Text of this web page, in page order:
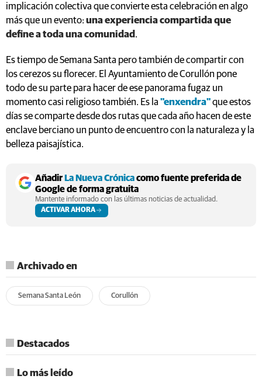
implicación colectiva que convierte esta celebración en algo
más que un evento: una experiencia compartida que
define a toda una comunidad .
Es tiempo de Semana Santa pero también de compartir con
los cerezos su florecer. El Ayuntamiento de Corullón pone
todo de su parte para hacer de ese panorama fugaz un
momento casi religioso también. Es la "enxendra"que estos
días se comparte desde dos rutas que cada año hacen de este
enclave berciano un punto de encuentro con la naturaleza y la
belleza paisajística.
AñadirLa Nueva Crónicacomo fuente preferida de
Google de forma gratuita
Mantente informado con las últimas noticias de actualidad.
ACTIVAR AHORA
Archivado en
Semana Santa León Corullón
Destacados
Lo más leído